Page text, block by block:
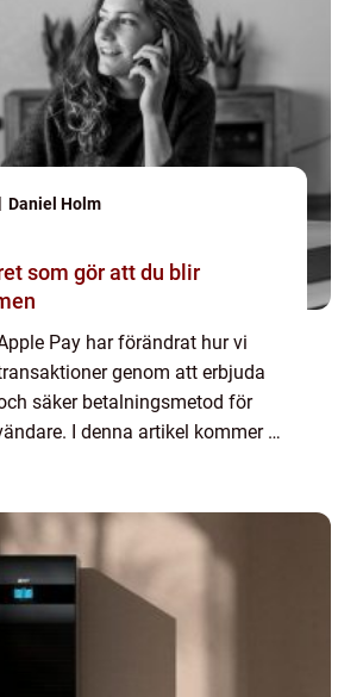
Daniel Holm
som gör att du blir
Pay har förändrat hur vi
genom att erbjuda
säker betalningsmetod för
I denna artikel kommer vi